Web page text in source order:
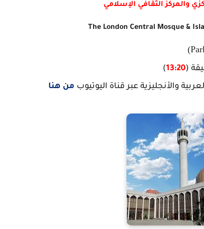
والمركز الثقافي الإسلامي
The London Central Mosque &
(
13:20
)
والأنجليزية عبر قناة اليوتيوب من هنا